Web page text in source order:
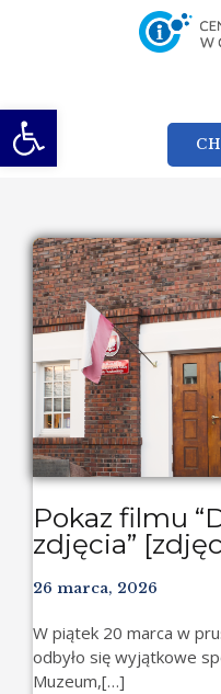
Otwórz pasek narzędzi
Pokaz filmu
zdjęcia”
26 marca, 2026
W piątek 20 marca w
odbyło się wyjątkowe
Muzeum,[…]